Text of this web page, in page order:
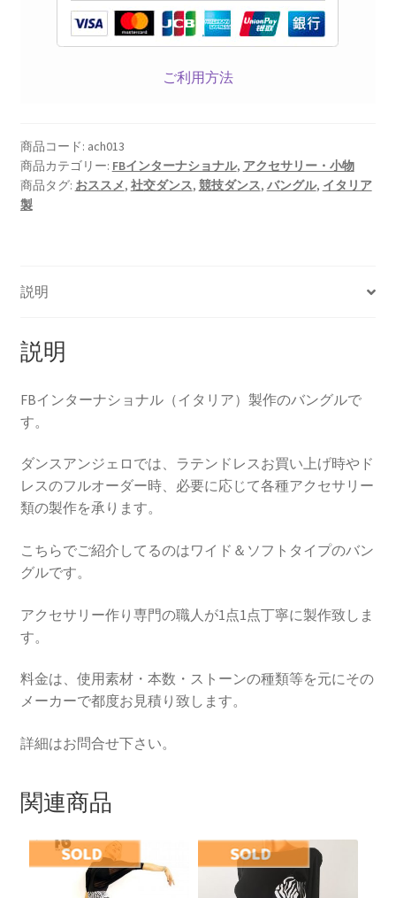
ご利用方法
商品コード: ach013
商品カテゴリー: FBインターナショナル, アクセサリー・小物
商品タグ: おススメ, 社交ダンス, 競技ダンス, バングル, イタリア
製
説明
説明
FBインターナショナル（イタリア）製作のバングルで
す。
ダンスアンジェロでは、ラテンドレスお買い上げ時やド
レスのフルオーダー時、必要に応じて各種アクセサリー
類の製作を承ります。
こちらでご紹介してるのはワイド＆ソフトタイプのバン
グルです。
アクセサリー作り専門の職人が1点1点丁寧に製作致しま
す。
料金は、使用素材・本数・ストーンの種類等を元にその
メーカーで都度お見積り致します。
詳細はお問合せ下さい。
関連商品